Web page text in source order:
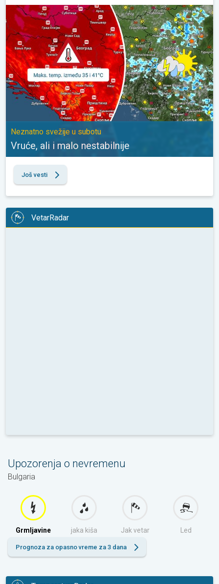
Vruće, ali i malo nestabilnije. Neznatno svežije u subotu. . .
Neznatno svežije u subotu
Vruće, ali i malo nestabilnije
Još vesti
VetarRadar
Upozorenja o nevremenu
Bulgaria
Grmljavine jaka kiša Jak vetar Led
Prognoza za opasno vreme za 3 dana